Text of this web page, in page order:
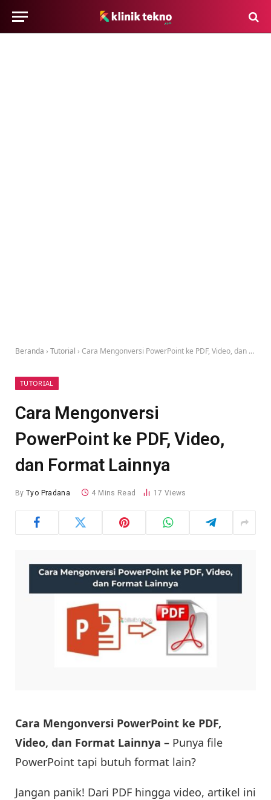
Beranda › Tutorial › Cara Mengonversi PowerPoint ke PDF, Video, dan Format Lainnya
TUTORIAL
Cara Mengonversi
PowerPoint ke PDF, Video,
dan Format Lainnya
By Tyo Pradana 4 Mins Read 17 Views
Cara Mengonversi PowerPoint ke PDF,
Video, dan Format Lainnya – Punya file
PowerPoint tapi butuh format lain?
Jangan panik! Dari PDF hingga video, artikel ini